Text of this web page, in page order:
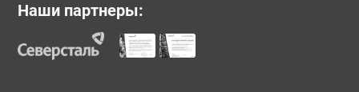
Наши партнеры: